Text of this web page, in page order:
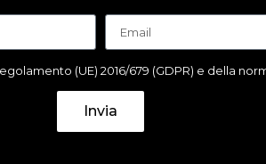
(UE) 2016/679 (GDPR) e della
Invia